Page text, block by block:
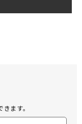
ます。